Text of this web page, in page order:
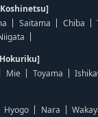
Saitama Chiba
Mie Toyama
Hyogo Nara